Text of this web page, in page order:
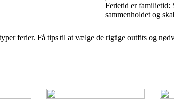
Ferietid er familietid:
sammenholdet og
ferier. Få tips til at vælge de rigtige outfits og